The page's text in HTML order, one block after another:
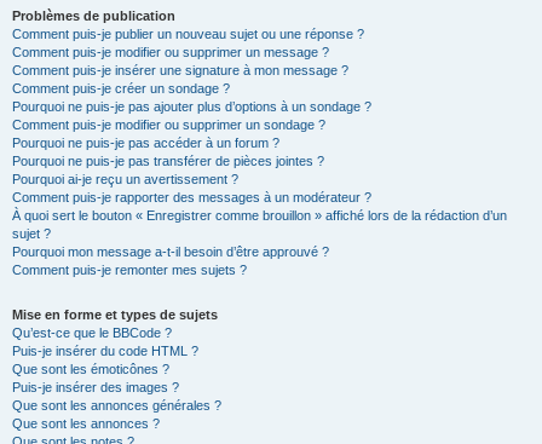
Problèmes de publication
Comment puis-je publier un nouveau sujet ou une réponse ?
Comment puis-je modifier ou supprimer un message ?
Comment puis-je insérer une signature à mon message ?
Comment puis-je créer un sondage ?
Pourquoi ne puis-je pas ajouter plus d’options à un sondage ?
Comment puis-je modifier ou supprimer un sondage ?
Pourquoi ne puis-je pas accéder à un forum ?
Pourquoi ne puis-je pas transférer de pièces jointes ?
Pourquoi ai-je reçu un avertissement ?
Comment puis-je rapporter des messages à un modérateur ?
À quoi sert le bouton « Enregistrer comme brouillon » affiché lors de la rédaction d’un
sujet ?
Pourquoi mon message a-t-il besoin d’être approuvé ?
Comment puis-je remonter mes sujets ?
Mise en forme et types de sujets
Qu’est-ce que le BBCode ?
Puis-je insérer du code HTML ?
Que sont les émoticônes ?
Puis-je insérer des images ?
Que sont les annonces générales ?
Que sont les annonces ?